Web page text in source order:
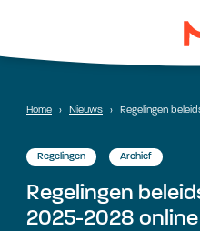
Home › Nieuws › Regelingen
Regelingen Archief
Regelingen
2025-2028 online